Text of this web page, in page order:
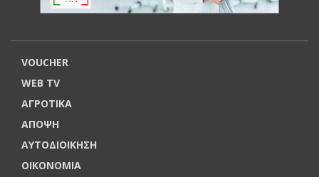
VOUCHER
WEB TV
ΑΓΡΟΤΙΚΑ
ΑΠΟΨΗ
ΑΥΤΟΔΙΟΙΚΗΣΗ
ΟΙΚΟΝΟΜΙΑ